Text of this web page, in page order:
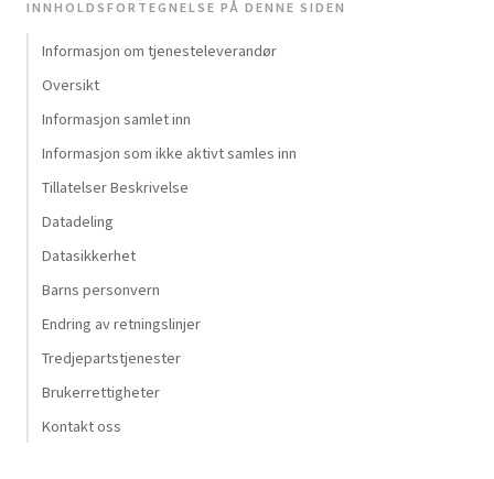
INNHOLDSFORTEGNELSE PÅ DENNE SIDEN
Informasjon om tjenesteleverandør
Oversikt
Informasjon samlet inn
Informasjon som ikke aktivt samles inn
Tillatelser Beskrivelse
Datadeling
Datasikkerhet
Barns personvern
Endring av retningslinjer
Tredjepartstjenester
Brukerrettigheter
Kontakt oss